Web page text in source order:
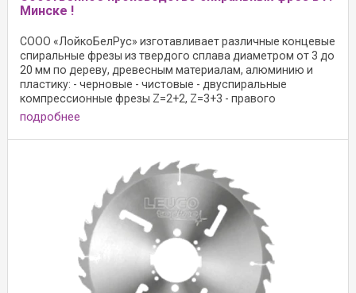
Минске !
СООО «ЛойкоБелРус» изготавливает различные концевые
спиральные фрезы из твердого сплава диаметром от 3 до
20 мм по дереву, древесным материалам, алюминию и
пластику: - черновые - чистовые - двуспиральные
компрессионные фрезы Z=2+2, Z=3+3 - правого
подробнее